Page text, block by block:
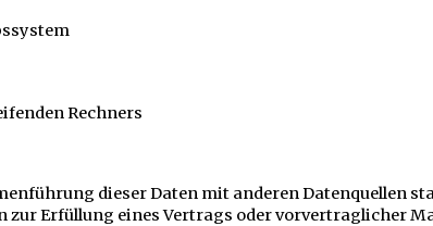
Rechners
dieser Daten mit anderen Datenquellen
zur Erfüllung eines Vertrags oder vorvertraglicher